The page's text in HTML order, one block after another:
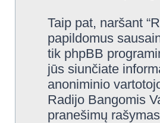
Taip pat, naršant
papildomus
tik phpBB
jūs siunčiate
anoniminio
Radijo Bangomis
pranešimų